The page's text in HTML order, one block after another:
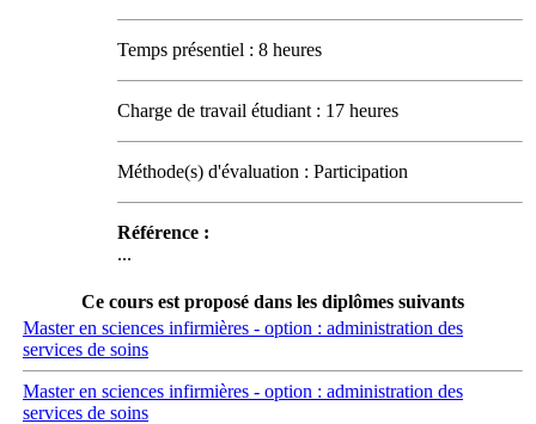
Temps présentiel : 8 heures
Charge de travail étudiant : 17 heures
Méthode(s) d'évaluation : Participation
Référence :
...
Ce cours est proposé dans les diplômes suivants
Master en sciences infirmières - option : administration des
services de soins
Master en sciences infirmières - option : administration des
services de soins